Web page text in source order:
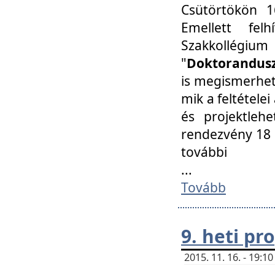
Csütörtökön
Emellett
"
is
mik a feltételei
és
rendezvény
további
...
Tovább
9. heti
2015. 11. 16. -